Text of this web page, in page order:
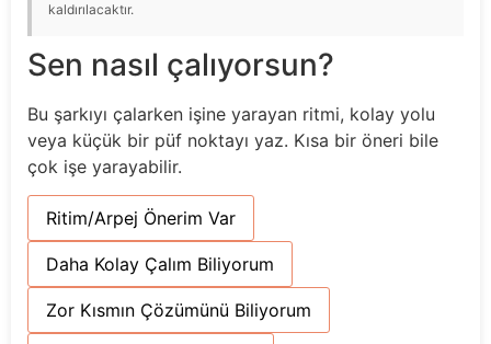
kaldırılacaktır.
Sen nasıl çalıyorsun?
Bu şarkıyı çalarken işine yarayan ritmi, kolay yolu
veya küçük bir püf noktayı yaz. Kısa bir öneri bile
çok işe yarayabilir.
Ritim/Arpej Önerim Var
Daha Kolay Çalım Biliyorum
Zor Kısmın Çözümünü Biliyorum